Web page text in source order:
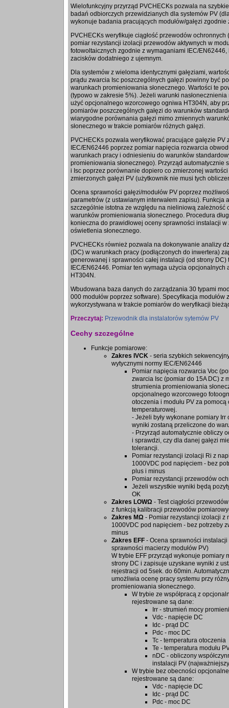
Wielofunkcyjny przyrząd PVCHECKs pozwala na
badań odbiorczych przewidzianych dla systemów PV
wykonuje badania pracujących modułów/gałęzi
PVCHECKs weryfikuje ciągłość przewodów ochronnych
pomiar rezystancji izolacji przewodów aktywnych w
fotowoltaicznych zgodnie z wymaganiami IEC/
zacisków dodatniego z ujemnym.
Dla systemów z wieloma identycznymi gałęziami,
prądu zwarcia Isc poszczególnych gałęzi powinny być
warunkach promieniowania słonecznego. Wartości te
(typowo w zakresie 5%). Jeżeli warunki
użyć opcjonalnego wzorcowego ogniwa HT304N, aby
pomiarów poszczególnych gałęzi do warunków
wiarygodne porównania gałęzi mimo zmiennych
słonecznego w trakcie pomiarów różnych gałęzi.
PVCHECKs pozwala weryfikować pracujące gałęzie
IEC/EN62446 poprzez pomiar napięcia rozwarcia
warunkach pracy i odniesieniu do warunków
promieniowania słonecznego). Przyrząd automatycznie
i Isc poprzez porównanie dopiero co zmierzonej
zmierzonych gałęzi PV (użytkownik nie musi tych
Ocena sprawności gałęzi/modułów PV poprzez
parametrów (z ustawianym interwałem zapisu). Funkcja
szczególnie istotna ze względu na nieliniową zależność
warunków promieniowania słonecznego. Procedura
konieczna do prawidłowej oceny sprawności instalacji
oświetlenia słonecznego.
PVCHECKs również pozwala na dokonywanie analizy
(DC) w warunkach pracy (podłączonych do inwertera)
generowanej i sprawności całej instalacji (od strony
IEC/EN62446. Pomiar ten wymaga użycia opcjonalnych
HT304N.
Wbudowana baza danych do zarządzania 30 typami
000 modułów poprzez software). Specyfikacja modułów
wykorzystywana w trakcie pomiarów do weryfikacji
Przeczytaj: Przewodnik dla instalatorów sytemów PV
Cechy szczególne
Funkcje pomiarowe:
Zakres IVCK - seria szybkich
wytycznymi normy IEC/EN62446
Pomiar napięcia rozwarcia Voc
zwarcia Isc (pomiar do 15A DC) z
strumienia promieniowania
opcjonalnego wzorcowego
otoczenia i modułu PV za
temperaturowej.
- Jeżeli były wykonane pomiary Irr
wyniki zostaną przeliczone do
- Przyrząd automatycznie obliczy
i sprawdzi, czy dla danej gałęzi
tolerancji.
Pomiar rezystancji izolacji Ri z
1000VDC pod napięciem - bez
plus i minus
Pomiar rezystancji przewodów
Jeżeli wszystkie wyniki będą
OK
Zakres LOWΩ - Test ciągłości
z funkcją kalibracji przewodów
Zakres MΩ - Pomiar rezystancji izolacji z
1000VDC pod napięciem - bez potrzeby
minus
Zakres EFF - Ocena sprawności
sprawności macierzy modułów PV)
W trybie EFF przyrząd wykonuje pomiary
strony DC i zapisuje uzyskane wyniki z
rejestracji od 5sek. do 60min.
umożliwia ocenę pracy systemu przy
promieniowania słonecznego.
W trybie ze współpracą z
rejestrowane są dane:
Irr - strumień mocy
Vdc - napięcie DC
Idc - prąd DC
Pdc - moc DC
Tc - temperatura otoczenia
Te - temperatura modułu
nDC - obliczony
instalacji PV
W trybie bez obecności
rejestrowane są dane:
Vdc - napięcie DC
Idc - prąd DC
Pdc - moc DC